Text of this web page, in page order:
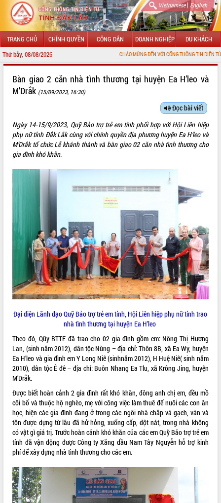
Vietnamese| English
TRANG CHỦ CHÍNH QUYỀN CÔNG DÂN DOANH NGHIỆP DU KHÁCH
Thứ bảy, 08/08/2026 CHÀO MỪNG ĐẾN VỚI CỔNG THÔNG TIN ĐIỆN TỬ TỈNH ĐẮK LẮK
LÃNH ĐẠO UBND TỈNH
SỞ, BAN, NGÀNH
UBND CÁC XÃ, PHƯỜNG
THÔNG TIN CHỈ ĐẠO ĐIỀU HÀNH
VĂN BẢN HĐND TỈNH
ĐIỂM TIN VĂN BẢN
QUY HOẠCH - KẾ HOẠCH
VIDEO
Không có file video nào để phát.
ALBUM ẢNH
Bàn giao 2 căn nhà tình thương tại huyện Ea H’leo và
M’Drắk (15/09/2023, 16:30)
Đọc bài viết
Ngày 14-15/9/2023, Quỹ Bảo trợ trẻ em tỉnh phối hợp với Hội Liên hiệp
phụ nữ tỉnh Đắk Lắk cùng với chính quyền địa phương huyện Ea H’leo và
M’Drắk tổ chức Lễ khánh thành và bàn giao 02 căn nhà tình thương cho
gia đình khó khăn.
Đại diện Lãnh đạo Quỹ Bảo trợ trẻ em tỉnh, Hội Liên hiệp phụ nữ tỉnh trao
nhà tình thương tại huyện Ea H’leo
Theo đó, Qũy BTTE đã trao cho 02 gia đình gồm em: Nông Thị Hương
Lan, (sinh năm 2012), dân tộc Nùng – địa chỉ: Thôn 8B, xã Ea Wy, huyện
Ea H’leo và gia đình em Y Long Niê (sinhnăm 2012), H Huệ Niê( sinh năm
2010), dân tộc Ê đê – địa chỉ: Buôn Nhang Ea Tlu, xã Krông Jing, huyện
M’Drắk.
Được biết hoàn cảnh 2 gia đình rất khó khăn, đông anh chị em, đều mồ
côi bố và thuộc hộ nghèo, mẹ với công việc làm thuê để nuôi các con ăn
học, hiện các gia đình đang ở trong các ngôi nhà chắp vá gạch, ván và
tôn được dựng từ lâu đã hử hỏng, xuống cấp, dột nát, trong nhà không
có vật gì giá trị. Trước hoàn cảnh khó khăn của các em Quỹ Bảo trợ trẻ em
tỉnh đã vận động được Công ty Xăng dầu Nam Tây Nguyễn hỗ trợ kinh
phí để xây dựng nhà tình thương cho các em.